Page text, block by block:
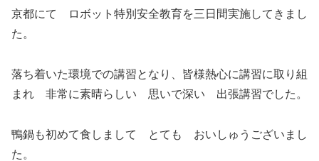
京都にて ロボット特別安全教育を三日間実施してきまし
た。
落ち着いた環境での講習となり、皆様熱心に講習に取り組
まれ 非常に素晴らしい 思いで深い 出張講習でした。
鴨鍋も初めて食しまして とても おいしゅうございまし
た。